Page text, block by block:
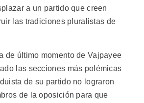
a un partido que creen
las tradiciones pluralistas de
de último momento de Vajpayee
las secciones más polémicas
de su partido no lograron
de la oposición para que